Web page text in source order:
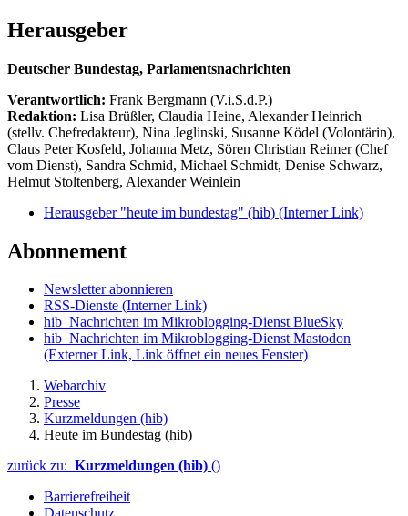
Herausgeber
Deutscher Bundestag, Parlamentsnachrichten
Verantwortlich: Frank Bergmann (V.i.S.d.P.)
Redaktion: Lisa Brüßler, Claudia Heine, Alexander Heinrich
(stellv. Chefredakteur), Nina Jeglinski, Susanne Ködel (Volontärin),
Claus Peter Kosfeld, Johanna Metz, Sören Christian Reimer (Chef
vom Dienst), Sandra Schmid, Michael Schmidt, Denise Schwarz,
Helmut Stoltenberg, Alexander Weinlein
Herausgeber "heute im bundestag" (hib) (Interner Link)
Abonnement
Newsletter abonnieren
RSS-Dienste (Interner Link)
hib_Nachrichten im Mikroblogging-Dienst BlueSky
hib_Nachrichten im Mikroblogging-Dienst Mastodon
(Externer Link, Link öffnet ein neues Fenster)
Webarchiv
Presse
Kurzmeldungen (hib)
Heute im Bundestag (hib)
zurück zu: Kurzmeldungen (hib) ()
Barrierefreiheit